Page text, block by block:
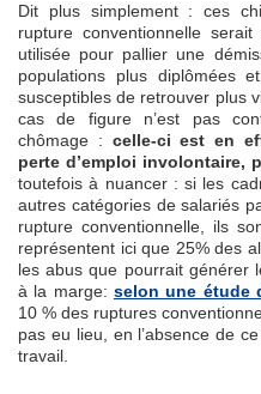
Dit plus simplement : ces
rupture conventionnelle
utilisée pour pallier une
populations plus diplômées
susceptibles de retrouver plus
cas de figure n’est pas
chômage : celle-ci est en
perte d’emploi involontaire,
toutefois à nuancer : si les
autres catégories de salariés
rupture conventionnelle, ils
représentent ici que 25% des
les abus que pourrait générer
à la marge: selon une étude
10 % des ruptures
pas eu lieu, en l’absence de
travail.